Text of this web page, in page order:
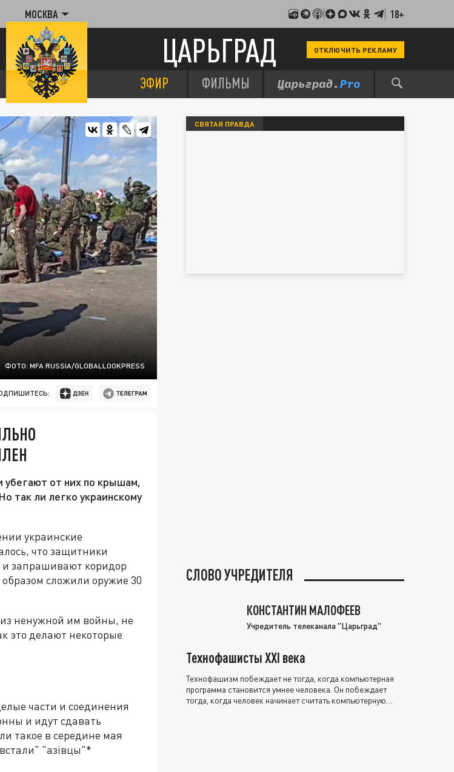
МОСКВА 18+
ЦАРЬГРАД ОТКЛЮЧИТЬ РЕКЛАМУ
ЭФИР ФИЛЬМЫ
ФОТО: MFA RUSSIA/GLОBALLООKPRЕSS
убегают от них по крышам,
так ли легко украинскому
украинские
что защитники
и запрашивают коридор
сложили оружие 30
ненужной им войны, не
это делают некоторые
части и соединения
и идут сдавать
такое в середине мая
"азiвцы"*
СВЯТАЯ ПРАВДА
СЛОВО УЧРЕДИТЕЛЯ
КОНСТАНТИН МАЛОФЕЕВ
Учредитель телеканала "Царьград"
Технофашисты XXI века
Технофашизм побеждает не тогда, когда компьютерная
программа становится умнее человека. Он побеждает
тогда, когда человек начинает считать компьютерную